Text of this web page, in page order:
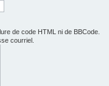
de code HTML ni de BBCode.
courriel.